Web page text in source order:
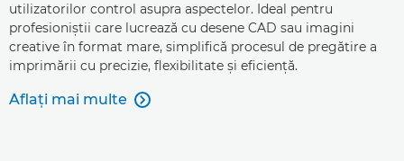
utilizatorilor control asupra aspectelor. Ideal pentru
profesioniştii care lucrează cu desene CAD sau imagini
creative în format mare, simplifică procesul de pregătire a
imprimării cu precizie, flexibilitate şi eficienţă.
Aflaţi mai multe 